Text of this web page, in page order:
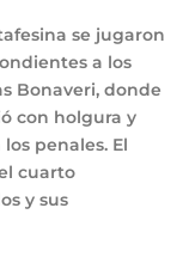
se jugaron
a los
Bonaveri, donde
con holgura y
penales. El
cuarto
y sus